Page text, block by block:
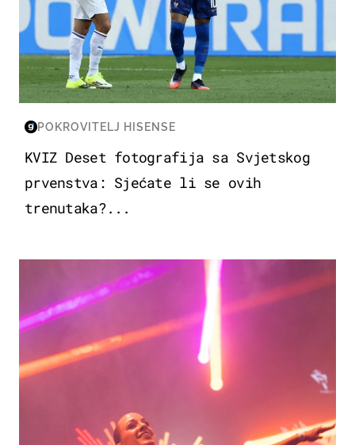
POKROVITELJ HISENSE
KVIZ Deset fotografija sa Svjetskog
prvenstva: Sjećate li se ovih
trenutaka?...
KULTURA & ZABAVA